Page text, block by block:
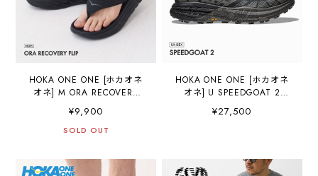
HOKA ONE ONE [ホカオネ
オネ] M ORA RECOVERY
FLIP[1099675] メンズ オラ
リカバリー フリップ ・リカ
バリーサンダル・マシュマ
ンダル MEN'S [2026AW]
¥9,900
SOLD OUT
HOKA ONE ONE [ホカオネ
オネ] U SPEEDGOAT 2
[1162710-bhlt] スピードゴ
ート２/BHLT・ タウンシュ
ッション性・MEN'S /
LADY'S [2026AW]
¥27,500